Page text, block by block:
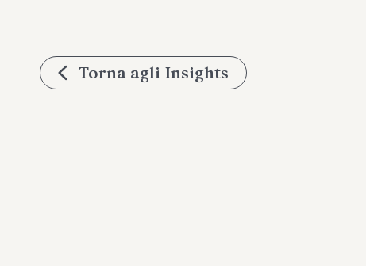
Torna agli Insights